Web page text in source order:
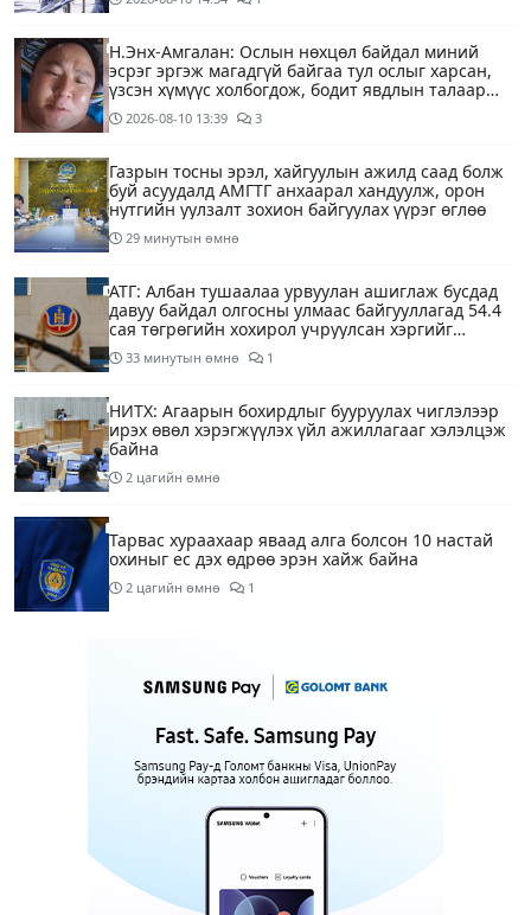
Н.Энх-Амгалан: Ослын нөхцөл байдал миний
эсрэг эргэж магадгүй байгаа тул ослыг харсан,
үзсэн хүмүүс холбогдож, бодит явдлын талаар
ярьж өгч тусална уу
2026-08-10 13:39 3
Газрын тосны эрэл, хайгуулын ажилд саад болж
буй асуудалд АМГТГ анхаарал хандуулж, орон
нутгийн уулзалт зохион байгуулах үүрэг өглөө
29 минутын өмнө
АТГ: Албан тушаалаа урвуулан ашиглаж бусдад
давуу байдал олгосны улмаас байгууллагад 54.4
сая төгрөгийн хохирол учруулсан хэргийг
прокурорт шилжүүллээ
33 минутын өмнө 1
НИТХ: Агаарын бохирдлыг бууруулах чиглэлээр
ирэх өвөл хэрэгжүүлэх үйл ажиллагааг хэлэлцэж
байна
2 цагийн өмнө
Тарвас хураахаар яваад алга болсон 10 настай
охиныг ес дэх өдрөө эрэн хайж байна
2 цагийн өмнө 1
дугаарын хязгаарлалтыг 28 хоногийн хугацаанд
ЕТГ: Н.Түвшинбаяр аваргыг Ерөнхийлөгч уучлах
гэж байна гэдэг нь ташаа мэдээлэл, уучлал
хүссэн захидал ирээгүй
Энэ бямба гарагаас тэгш, сондгой дугаарын